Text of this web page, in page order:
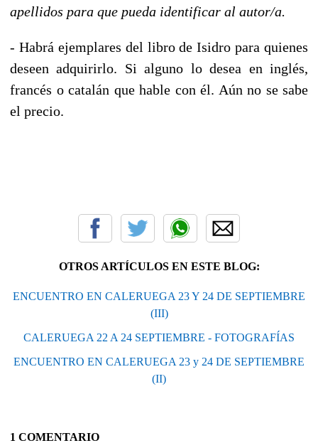
apellidos para que pueda identificar al autor/a.
- Habrá ejemplares del libro de Isidro para quienes
deseen adquirirlo. Si alguno lo desea en inglés,
francés o catalán que hable con él. Aún no se sabe
el precio.
OTROS ARTÍCULOS EN ESTE BLOG:
ENCUENTRO EN CALERUEGA 23 Y 24 DE SEPTIEMBRE
(III)
CALERUEGA 22 A 24 SEPTIEMBRE - FOTOGRAFÍAS
ENCUENTRO EN CALERUEGA 23 y 24 DE SEPTIEMBRE
(II)
1 COMENTARIO